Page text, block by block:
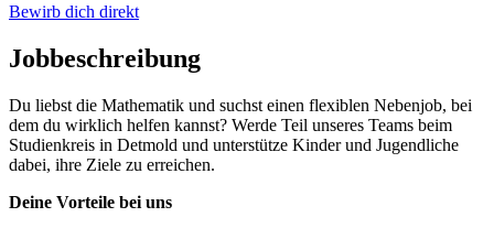
Bewirb dich direkt
Jobbeschreibung
Du liebst die Mathematik und suchst einen flexiblen Nebenjob, bei
dem du wirklich helfen kannst? Werde Teil unseres Teams beim
Studienkreis in Detmold und unterstütze Kinder und Jugendliche
dabei, ihre Ziele zu erreichen.
Deine Vorteile bei uns